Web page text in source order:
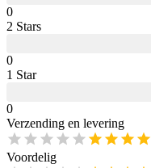
0
2 Stars
0
1 Star
0
Verzending en levering
Voordelig